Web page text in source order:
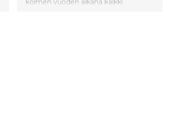
kolmen vuoden aikana kaikki